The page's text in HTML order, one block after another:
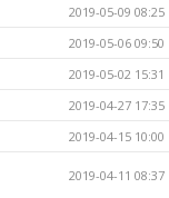
2019-05-09 08:25
2019-05-06 09:50
2019-05-02 15:31
2019-04-27 17:35
2019-04-15 10:00
2019-04-11 08:37